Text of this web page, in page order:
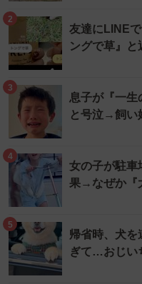
2
友達にLINE
ングで草』
3
息子が『一生
と号泣→飼い
4
女の子が駐車
果→なぜか『
5
帰省時、犬
ぎて…おじい